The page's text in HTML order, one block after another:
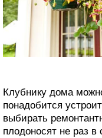
Клубнику дома
понадобится
выбирать
плодоносят не раз в